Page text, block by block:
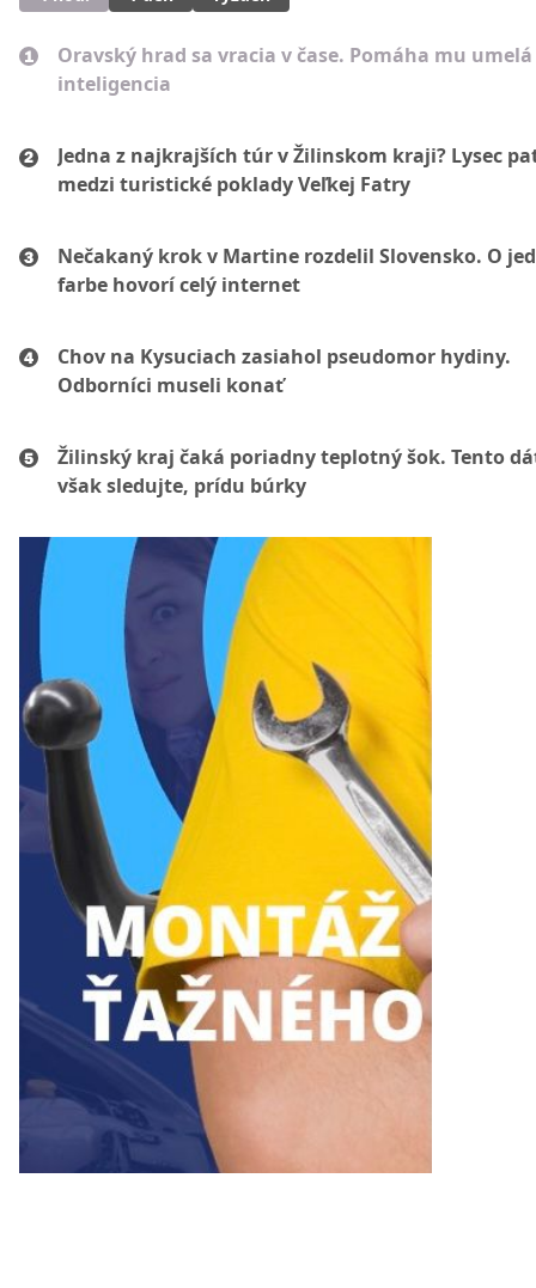
Oravský hrad sa vracia v čase. Pomáha mu umelá
inteligencia
Jedna z najkrajších túr v Žilinskom kraji? Lysec
medzi turistické poklady Veľkej Fatry
Nečakaný krok v Martine rozdelil Slovensko. O
farbe hovorí celý internet
Chov na Kysuciach zasiahol pseudomor hydiny.
Odborníci museli konať
Žilinský kraj čaká poriadny teplotný šok. Tento
však sledujte, prídu búrky